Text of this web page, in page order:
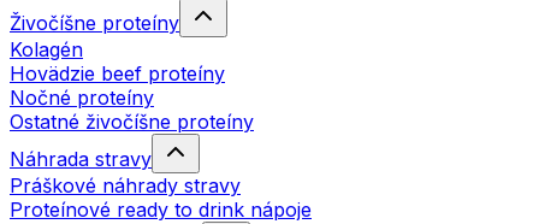
Živočíšne proteíny
Kolagén
Hovädzie beef proteíny
Nočné proteíny
Ostatné živočíšne proteíny
Náhrada stravy
Práškové náhrady stravy
Proteínové ready to drink nápoje